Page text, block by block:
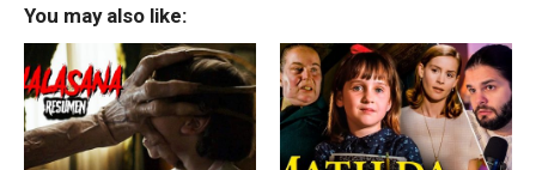
You may also like: